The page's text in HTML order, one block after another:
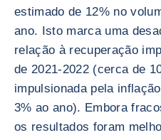
estimado de 12% no
ano. Isto marca uma
relação à recuperação
de 2021-2022 (cerca de
impulsionada pela
3% ao ano). Embora
os resultados foram